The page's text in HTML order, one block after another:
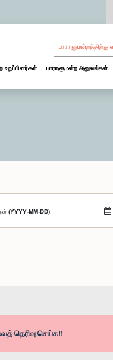
பாராளுமன்றத்திற்கு
உறுப்பினர்கள் பாராளுமன்ற அலுவல்கள்
(YYYY-MM-DD)
தெரிவு செய்க!!